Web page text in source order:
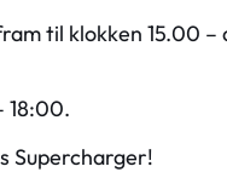
til klokken 15.00
18:00.
Supercharger!